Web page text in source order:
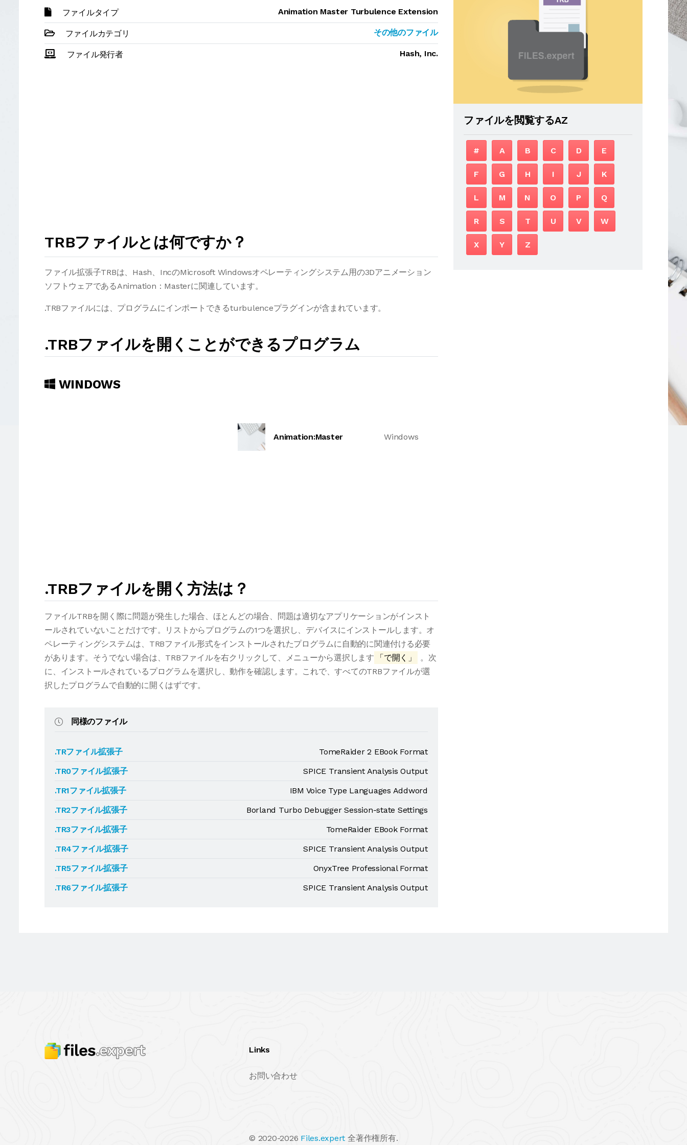
ファイルタイプ Animation Master Turbulence Extension
ファイルカテゴリ その他のファイル
ファイル発行者 Hash, Inc.
TRBファイルとは何ですか？
ファイル拡張子TRBは、Hash、IncのMicrosoft Windowsオペレーティングシステム用の3Dアニメーション
ソフトウェアであるAnimation：Masterに関連しています。
.TRBファイルには、プログラムにインポートできるturbulenceプラグインが含まれています。
.TRBファイルを開くことができるプログラム
WINDOWS
Animation:Master Windows
.TRBファイルを開く方法は？
ファイルTRBを開く際に問題が発生した場合、ほとんどの場合、問題は適切なアプリケーションがインスト
ールされていないことだけです。リストからプログラムの1つを選択し、デバイスにインストールします。オ
ペレーティングシステムは、TRBファイル形式をインストールされたプログラムに自動的に関連付ける必要
があります。そうでない場合は、TRBファイルを右クリックして、メニューから選択します
「で開く」
。次
に、インストールされているプログラムを選択し、動作を確認します。これで、すべてのTRBファイルが選
択したプログラムで自動的に開くはずです。
同様のファイル
.TRファイル拡張子
TomeRaider 2 EBook Format
.TR0ファイル拡張子
SPICE Transient Analysis Output
.TR1ファイル拡張子
IBM Voice Type Languages Addword
.TR2ファイル拡張子
Borland Turbo Debugger Session-state Settings
.TR3ファイル拡張子
TomeRaider EBook Format
.TR4ファイル拡張子
SPICE Transient Analysis Output
.TR5ファイル拡張子
OnyxTree Professional Format
.TR6ファイル拡張子
SPICE Transient Analysis Output
ファイルを閲覧するAZ
# A B C D E
F G H I J K
L M N O P Q
R S T U V W
X Y Z
Links
お問い合わせ
© 2020-2026 Files.expert 全著作権所有.